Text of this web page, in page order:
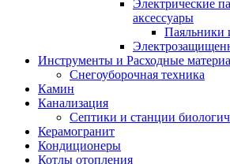
Электрические
аксессуары
Паяльники
Инструменты и Расходные
Снегоуборочная техника
Камин
Канализация
Септики и станции
Керамогранит
Кондиционеры
Котлы отопления